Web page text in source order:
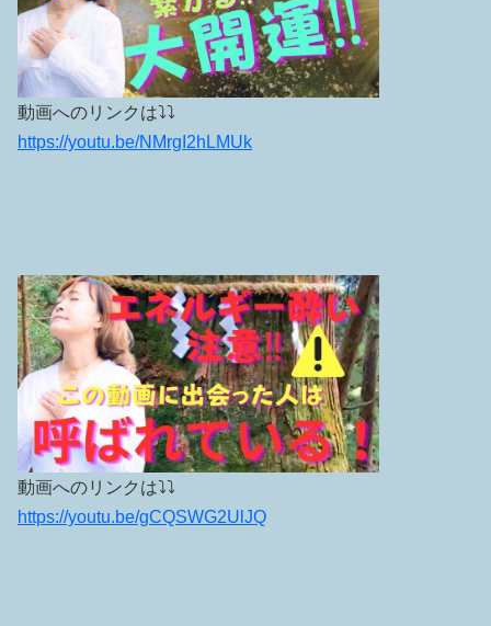
動画へのリンクは⤵︎⤵︎
https://youtu.be/NMrgI2hLMUk
動画へのリンクは⤵︎⤵︎
https://youtu.be/gCQSWG2UlJQ